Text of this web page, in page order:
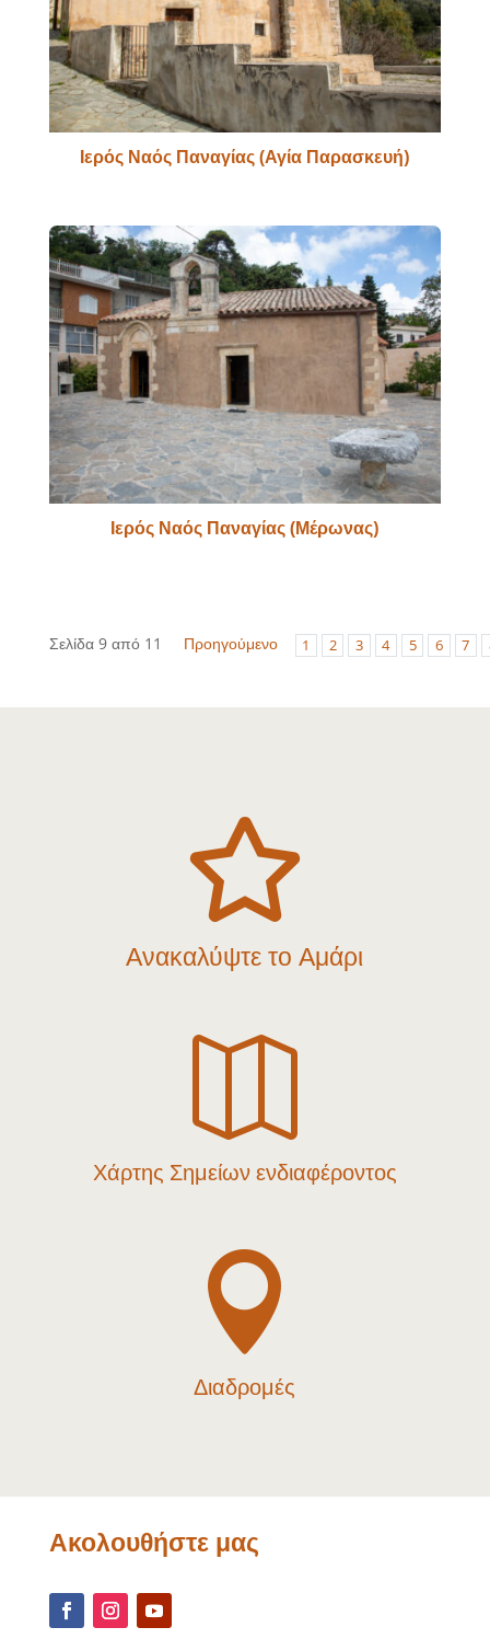
Ιερός Ναός Παναγίας (Αγία Παρασκευή)
Ιερός Ναός Παναγίας (Μέρωνας)
Σελίδα 9 από 11 Προηγούμενο 1 2 3 4 5 6 7

Ανακαλύψτε το Αμάρι

Χάρτης Σημείων ενδιαφέροντος

Διαδρομές
Ακολουθήστε μας